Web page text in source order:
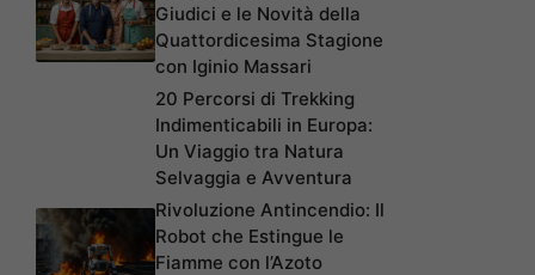
Giudici e le Novità della
Quattordicesima Stagione
con Iginio Massari
20 Percorsi di Trekking
Indimenticabili in Europa:
Un Viaggio tra Natura
Selvaggia e Avventura
Rivoluzione Antincendio: Il
Robot che Estingue le
Fiamme con l’Azoto